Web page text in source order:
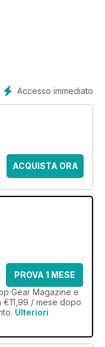
Accesso immediato
ACQUISTA ORA
PROVA 1 MESE
Gear Magazine e
/ mese dopo
Ulteriori